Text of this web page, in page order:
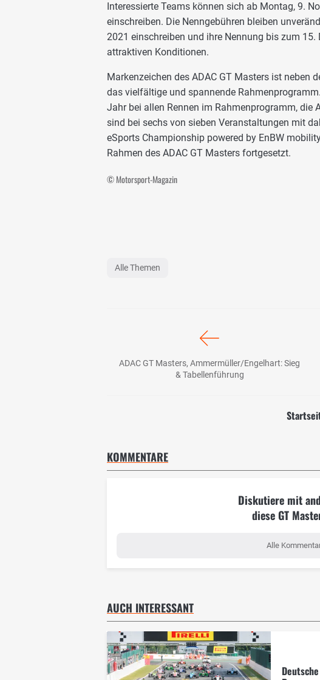
Interessierte Teams können sich ab Montag, 9.
einschreiben. Die Nenngebühren bleiben
2021 einschreiben und ihre Nennung bis zum 15.
attraktiven Konditionen.
Markenzeichen des ADAC GT Masters ist neben
das vielfältige und spannende
Jahr bei allen Rennen im Rahmenprogramm, die
sind bei sechs von sieben Veranstaltungen mit
eSports Championship powered by EnBW
Rahmen des ADAC GT Masters fortgesetzt.
© Motorsport-Magazin
Alle Themen
ADAC GT Masters, Ammermüller/Engelhart: Sieg
& Tabellenführung
KOMMENTARE
Diskutiere mit
diese GT
Alle
AUCH INTERESSANT